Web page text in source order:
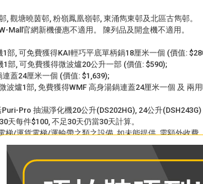
觀塘曉茵邨, 粉嶺鳳凰嶺邨, 東涌雋東邨及北區古雋邨。
Mall官網新機優惠不適用。 陳列品及開盒機不適用。
部, 可免費獲得KAI輕巧平底單柄鍋18厘米一個 (價值:
部, 可免費獲得微波爐20公升一部 (價值: $590);
蓋24厘米一個 (價值: $1,639);
爐1部, 免費獲得WMF 高身湯鍋連蓋24厘米一個 及 兩
Pro 抽濕淨化機20公升(DS202HG), 24公升(DSH243G)
每件$100, 不足30天仍當30天計算。
/運貨電梯/運輸帶之類之設備, 如未能提供, 需額外收費
準。
24069138>1>2>1>3